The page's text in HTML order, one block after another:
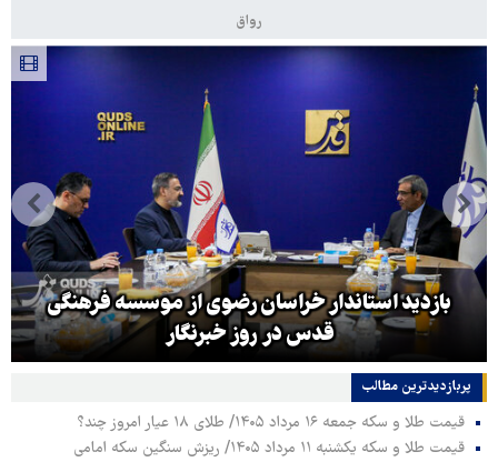
رواق
بازدید استاندار خراسان رضوی از موسسه فرهنگی
قدس در روز خبرنگار
پربازدیدترین‌ مطالب
قیمت طلا و سکه جمعه ۱۶ مرداد ۱۴۰۵/ طلای ۱۸ عیار امروز چند؟
قیمت طلا و سکه یکشنبه ۱۱ مرداد ۱۴۰۵/ ریزش سنگین سکه امامی